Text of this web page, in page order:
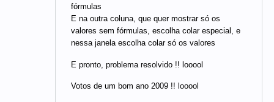
fórmulas
E na outra coluna, que quer mostrar só os
valores sem fórmulas, escolha colar especial, e
nessa janela escolha colar só os valores
E pronto, problema resolvido !! looool
Votos de um bom ano 2009 !! looool